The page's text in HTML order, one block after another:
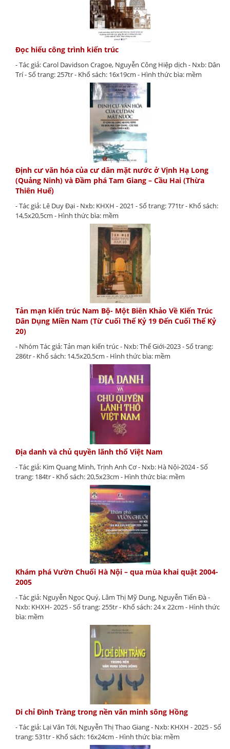
Đọc hiểu công trình kiến trúc
- Tác giả: Carol Davidson Cragoe, Nguyễn Công Hiệp dịch - Nxb: Dân
Trí - Số trang: 257tr - Khổ sách: 16x19cm - Hình thức bìa: mềm
Định cư văn hóa của cư dân mặt nước ở Vịnh Hạ Long
(Quảng Ninh) và Đầm phá Tam Giang – Cầu Hai (Thừa
Thiên Huế)
- Tác giả: Lê Duy Đại - Nxb: KHXH - 2021 - Số trang: 771tr - Khổ sách:
14,5x20,5cm - Hình thức bìa: mềm
Tản mạn kiến trúc Nam Bộ- Một Biên Khảo Về Kiến Trúc
Dân Dụng Miền Nam (Từ Cuối Thế Kỷ 19 Đến Cuối Thế Kỷ
20)
- Nhóm Tác giả: Tản mạn kiến trúc - Nxb: Thế Giới-2023 - Số trang:
286tr - Khổ sách: 14,5x20,5cm - Hình thức bìa: mềm
Địa danh và chủ quyền lãnh thổ Việt Nam
- Tác giả: Kim Quang Minh, Trịnh Anh Cơ - Nxb: Hà Nội-2024 - Số
trang: 184tr - Khổ sách: 20,5x23cm - Hình thức bìa: mềm
Khám phá Vườn Chuối Hà Nội – qua mùa khai quật 2004-
2005
- Tác giả: Nguyễn Ngọc Quý, Lâm Thị Mỹ Dung, Nguyễn Tiến Đà -
Nxb: KHXH- 2025 - Số trang: 255tr - Khổ sách: 24 x 22cm - Hình thức
bìa: mềm
Di chỉ Đình Tràng trong nền văn minh sông Hồng
- Tác giả: Lại Văn Tới, Nguyễn Thị Thao Giang - Nxb: KHXH - 2025 - Số
trang: 531tr - Khổ sách: 16x24cm - Hình thức bìa: mềm